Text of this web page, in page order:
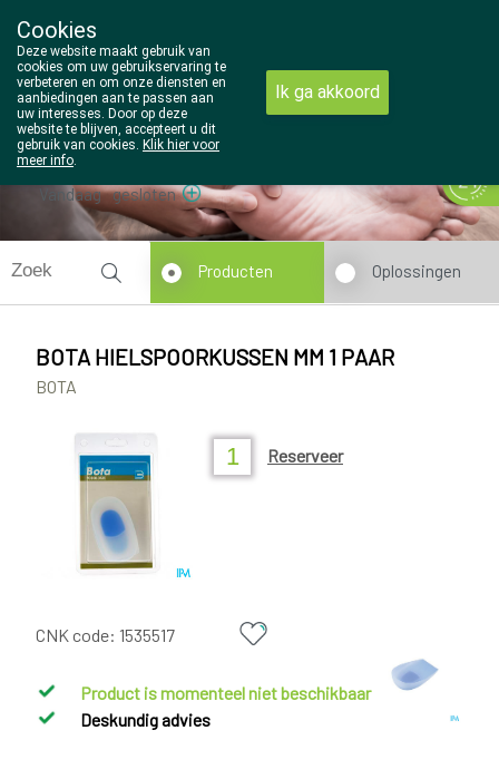
014/810298
Vandaag gesloten
Producten Oplossingen
BOTA HIELSPOORKUSSEN MM 1 PAAR
BOTA
Reserveer
CNK code: 1535517
Product is momenteel niet beschikbaar
Deskundig advies
Cookies
Deze website maakt gebruik van
cookies om uw gebruikservaring te
verbeteren en om onze diensten en
aanbiedingen aan te passen aan
uw interesses. Door op deze
website te blijven, accepteert u dit
gebruik van cookies. Klik hier voor
meer info.
Ik ga akkoord